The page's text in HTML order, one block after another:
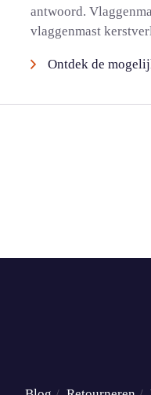
antwoord.
vlaggenmast
Ontdek de